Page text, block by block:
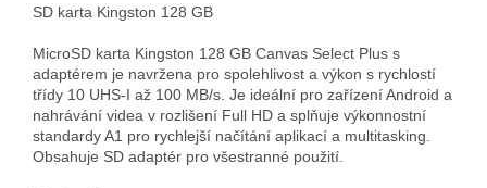
SD karta Kingston 128 GB
MicroSD karta Kingston 128 GB Canvas Select Plus s
adaptérem je navržena pro spolehlivost a výkon s rychlostí
třídy 10 UHS-I až 100 MB/s. Je ideální pro zařízení Android a
nahrávání videa v rozlišení Full HD a splňuje výkonnostní
standardy A1 pro rychlejší načítání aplikací a multitasking.
Obsahuje SD adaptér pro všestranné použití.